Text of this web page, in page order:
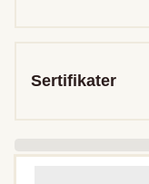
Sertifikater